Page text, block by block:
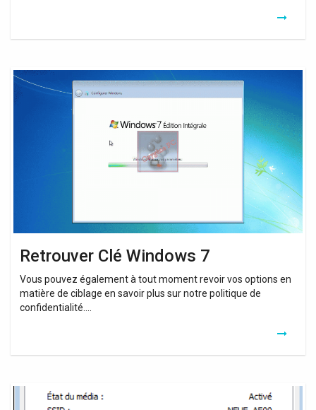
Retrouver Clé Windows 7
Vous pouvez également à tout moment revoir vos options en
matière de ciblage en savoir plus sur notre politique de
confidentialité….
Retrouver
Clé
Windows
Retrouver